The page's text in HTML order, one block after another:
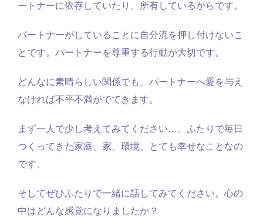
ートナーに依存していたり、所有しているからです。
パートナーがしていることに自分流を押し付けないこ
とです。パートナーを尊重する行動が大切です。
どんなに素晴らしい関係でも、パートナーへ愛を与え
なければ不平不満がでてきます。
まず一人で少し考えてみてください…。ふたりで毎日
つくってきた家庭、家、環境、とても幸せなことなの
です。
そしてぜひふたりで一緒に話してみてください。心の
中はどんな感覚になりましたか？